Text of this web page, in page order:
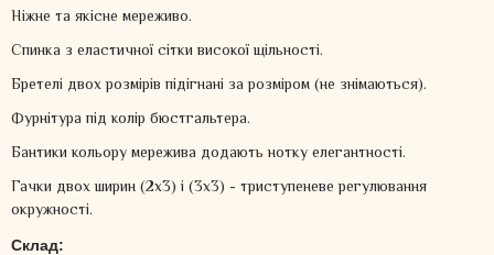
Ніжне та якісне мереживо.
Спинка з еластичної сітки високої щільності.
Бретелі двох розмірів підігнані за розміром (не знімаються).
Фурнітура під колір бюстгальтера.
Бантики кольору мережива додають нотку елегантності.
Гачки двох ширин (2х3) і (3х3) - триступеневе регулювання
окружності.
Склад: